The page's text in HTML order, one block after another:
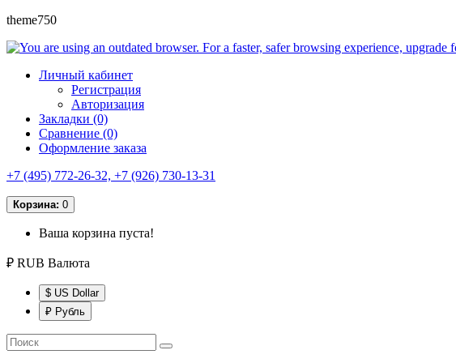
theme750
Личный кабинет
Регистрация
Авторизация
Закладки (0)
Сравнение (0)
Оформление заказа
+7 (495) 772-26-32, +7 (926) 730-13-31
Корзина: 0
Ваша корзина пуста!
₽ RUB Валюта
$ US Dollar
₽ Рубль